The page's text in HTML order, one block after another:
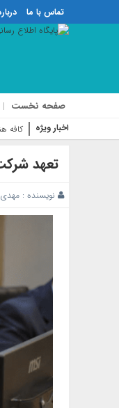
تماس با ما
صفحه نخست
اخبار ویژه کافه
تعهد
نویسنده :